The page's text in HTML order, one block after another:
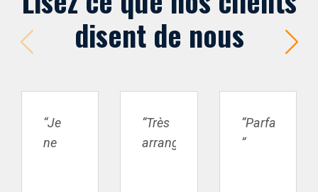
disent de nous
“Je
ne
“Très
arrangeant,
“Parfait
”